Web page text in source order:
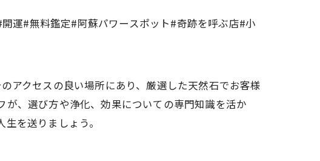
運#無料鑑定#阿蘇パワースポット#奇跡を呼ぶ店#小
アクセスの良い場所にあり、厳選した天然石でお客様
、選び方や浄化、効果についての専門知識を活か
を送りましょう。